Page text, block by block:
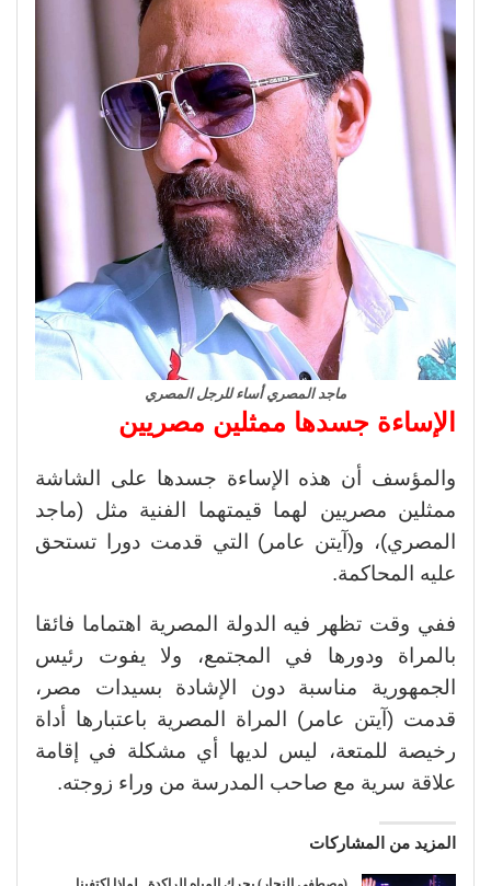
ماجد المصري أساء للرجل المصري
الإساءة جسدها ممثلين مصريين
والمؤسف أن هذه الإساءة جسدها على الشاشة
ممثلين مصريين لهما قيمتهما الفنية مثل (ماجد
المصري)، و(آيتن عامر) التي قدمت دورا تستحق
عليه المحاكمة.
ففي وقت تظهر فيه الدولة المصرية اهتماما فائقا
بالمراة ودورها في المجتمع، ولا يفوت رئيس
الجمهورية مناسبة دون الإشادة بسيدات مصر،
قدمت (آيتن عامر) المراة المصرية باعتبارها أداة
رخيصة للمتعة، ليس لديها أي مشكلة في إقامة
علاقة سرية مع صاحب المدرسة من وراء زوجته.
المزيد من المشاركات